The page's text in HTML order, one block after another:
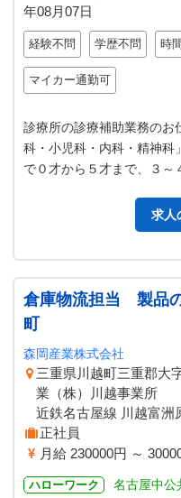
年08月07日
経験不問 学歴不問 時
マイカー通勤可
診療所の診療補助業務のお
科・小児科・内科・精神科
で０才から５才まで、３～
求人
倉庫物流担当 製品
町
森岡産業株式会社
三重県川越町三重郡大
業（株）川越事業所
近鉄名古屋線 川越富洲
正社員
月給 230000円 ～
ハローワーク 名古屋中公